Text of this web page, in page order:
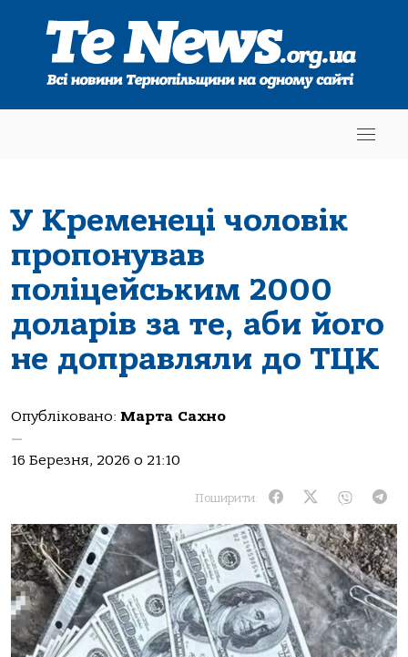
У Кременеці чоловік
пропонував
поліцейським 2000
доларів за те, аби його
не доправляли до ТЦК
Опубліковано: Марта Сахно
—
16 Березня, 2026 о 21:10
Поширити: